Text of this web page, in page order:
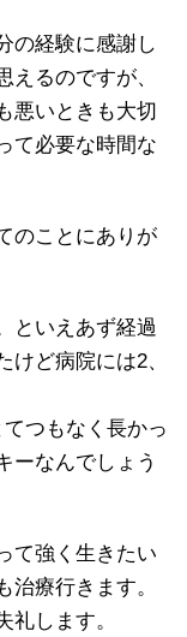
の経験に感謝し
るのですが、
悪いときも大切
て必要な時間な
のことにありが
といえあず経過
ど病院には2、
つもなく長かっ
ーなんでしょう
て強く生きたい
治療行きます。
礼します。